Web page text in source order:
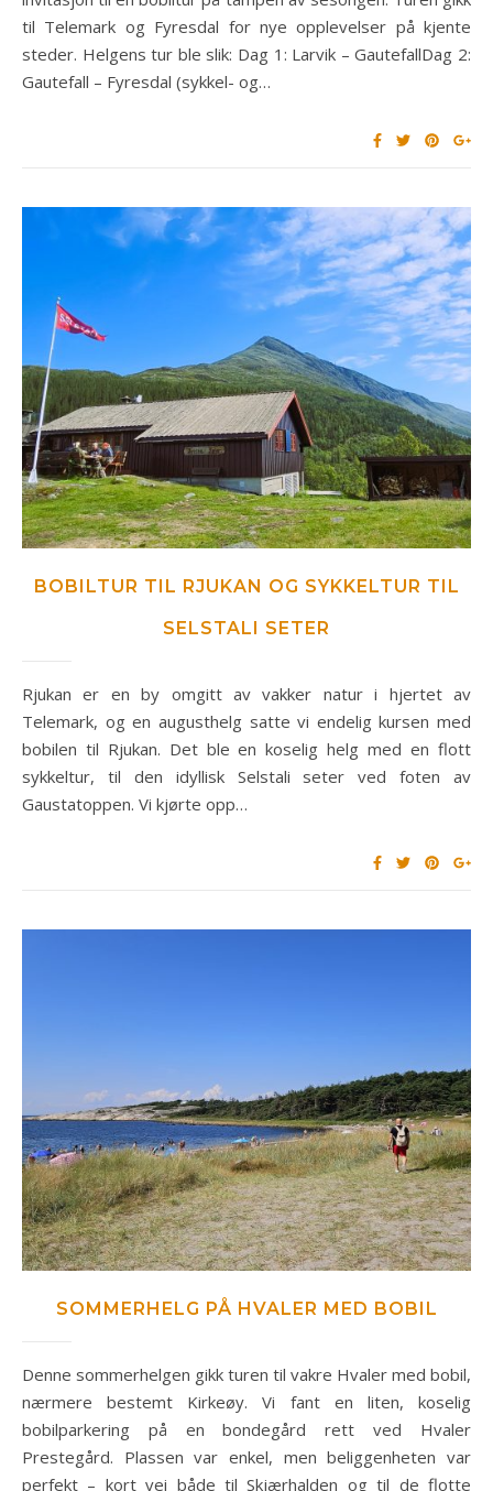
til Telemark og Fyresdal for nye opplevelser på kjente
steder. Helgens tur ble slik: Dag 1: Larvik – GautefallDag 2:
Gautefall – Fyresdal (sykkel- og…
BOBILTUR TIL RJUKAN OG SYKKELTUR TIL
SELSTALI SETER
Rjukan er en by omgitt av vakker natur i hjertet av
Telemark, og en augusthelg satte vi endelig kursen med
bobilen til Rjukan. Det ble en koselig helg med en flott
sykkeltur, til den idyllisk Selstali seter ved foten av
Gaustatoppen. Vi kjørte opp…
SOMMERHELG PÅ HVALER MED BOBIL
Denne sommerhelgen gikk turen til vakre Hvaler med bobil,
nærmere bestemt Kirkeøy. Vi fant en liten, koselig
bobilparkering på en bondegård rett ved Hvaler
Prestegård. Plassen var enkel, men beliggenheten var
perfekt – kort vei både til Skjærhalden og til de flotte